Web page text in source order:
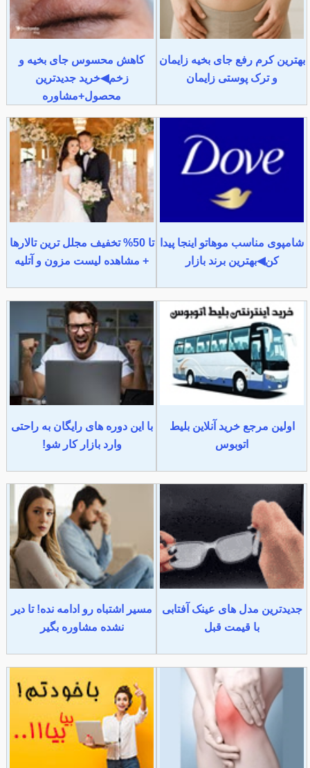
بهترین کرم رفع جای بخیه زایمان
و ترک پوستی زایمان
کاهش محسوس جای بخیه و
زخم◀خرید جدیدترین
محصول+مشاوره
شامپوی مناسب موهاتو اینجا پیدا
کن◀بهترین برند بازار
تا 50% تخفیف مجلل ترین تالارها
+ مشاهده لیست مزون و آتلیه
اولین مرجع خرید آنلاین بلیط
اتوبوس
با این دوره های رایگان به راحتی
وارد بازار کار شو!
جدیدترین مدل های عینک آفتابی
با قیمت قبل
مسیر اشتباه رو ادامه نده! تا دیر
نشده مشاوره بگیر